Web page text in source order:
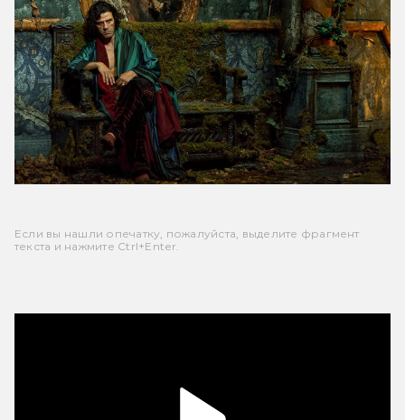
Если вы нашли опечатку, пожалуйста, выделите фрагмент
текста и нажмите Ctrl+Enter.